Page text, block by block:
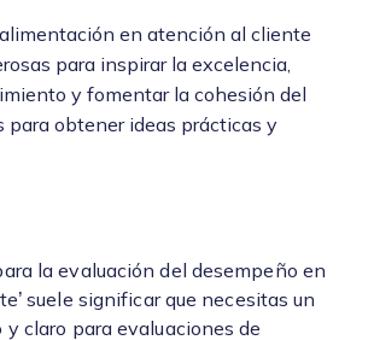
en atención al cliente
para inspirar la excelencia,
y fomentar la cohesión del
para obtener ideas prácticas y
la evaluación del desempeño en
suele significar que necesitas un
y claro para evaluaciones de